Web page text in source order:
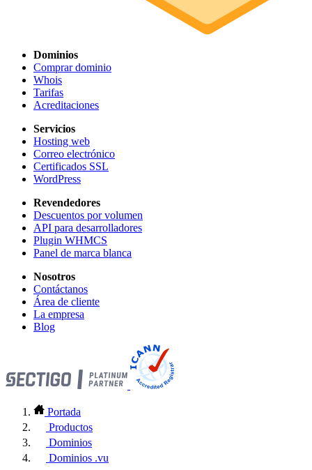
Dominios
Comprar dominio
Whois
Tarifas
Acreditaciones
Servicios
Hosting web
Correo electrónico
Certificados SSL
WordPress
Revendedores
Descuentos por volumen
API para desarrolladores
Plugin WHMCS
Panel de marca blanca
Nosotros
Contáctanos
Área de cliente
La empresa
Blog
Portada
Productos
Dominios
Dominios .vu